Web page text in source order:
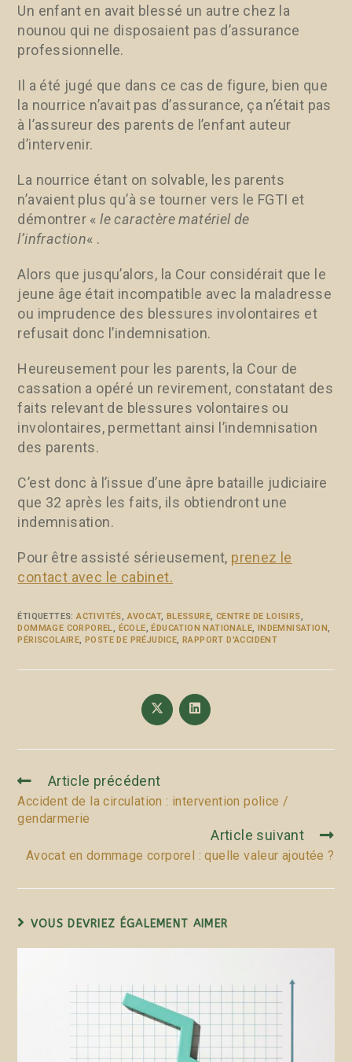
Un enfant en avait blessé un autre chez la
nounou qui ne disposaient pas d’assurance
professionnelle.
Il a été jugé que dans ce cas de figure, bien que
la nourrice n’avait pas d’assurance, ça n’était pas
à l’assureur des parents de l’enfant auteur
d’intervenir.
La nourrice étant on solvable, les parents
n’avaient plus qu’à se tourner vers le FGTI et
démontrer «le caractère matériel de
l’infraction« .
Alors que jusqu’alors, la Cour considérait que le
jeune âge était incompatible avec la maladresse
ou imprudence des blessures involontaires et
refusait donc l’indemnisation.
Heureusement pour les parents, la Cour de
cassation a opéré un revirement, constatant des
faits relevant de blessures volontaires ou
involontaires, permettant ainsi l’indemnisation
des parents.
C’est donc à l’issue d’une âpre bataille judiciaire
que 32 après les faits, ils obtiendront une
indemnisation.
Pour être assisté sérieusement, prenez le
contact avec le cabinet.
ÉTIQUETTES:ACTIVITÉS, AVOCAT, BLESSURE, CENTRE DE LOISIRS,
DOMMAGE CORPOREL, ÉCOLE, ÉDUCATION NATIONALE, INDEMNISATION,
PÉRISCOLAIRE, POSTE DE PRÉJUDICE, RAPPORT D'ACCIDENT
Article précédent
Accident de la circulation : intervention police /
gendarmerie
Article suivant
Avocat en dommage corporel : quelle valeur ajoutée ?
VOUS DEVRIEZ ÉGALEMENT AIMER